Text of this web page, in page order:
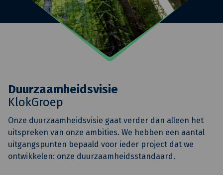
Duurzaamheidsvisie
KlokGroep
Onze duurzaamheidsvisie gaat verder dan alleen het
uitspreken van onze ambities. We hebben een aantal
uitgangspunten bepaald voor ieder project dat we
ontwikkelen: onze duurzaamheidsstandaard.